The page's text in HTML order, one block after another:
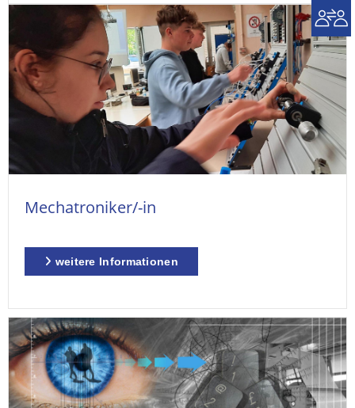
Mechatroniker/-in
weitere Informationen